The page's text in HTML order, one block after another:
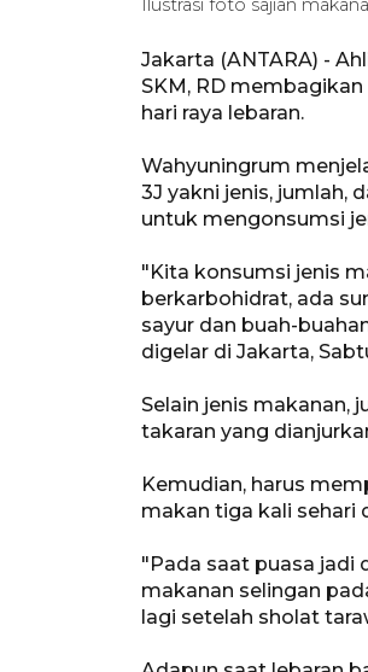
Ilustrasi foto sajian
Jakarta (ANTARA) -
SKM, RD
hari raya lebaran.
Wahyuningrum
3J yakni jenis, jumlah,
untuk mengonsumsi
"Kita konsumsi jenis
berkarbohidrat, ada
sayur dan buah-
digelar di Jakarta,
Selain jenis makanan,
takaran yang
Kemudian, harus
makan tiga kali sehari
"Pada saat puasa jadi
makanan selingan
lagi setelah sholat